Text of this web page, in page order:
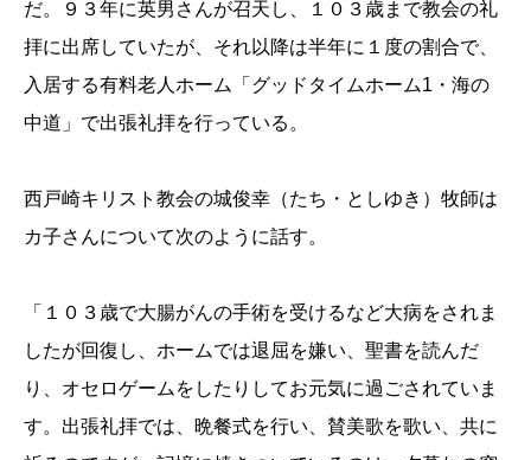
だ。９３年に英男さんが召天し、１０３歳まで教会の礼
拝に出席していたが、それ以降は半年に１度の割合で、
入居する有料老人ホーム「グッドタイムホーム1・海の
中道」で出張礼拝を行っている。
西戸崎キリスト教会の城俊幸（たち・としゆき）牧師は
カ子さんについて次のように話す。
「 １０３歳で大腸がんの手術を受けるなど大病をされま
したが回復し、ホームでは退屈を嫌い、聖書を読んだ
り、オセロゲームをしたりしてお元気に過ごされていま
す。出張礼拝では、晩餐式を行い、賛美歌を歌い、共に